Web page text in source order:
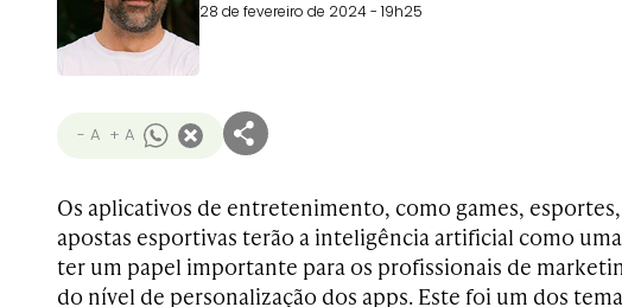
28 de fevereiro de 2024 - 19h25
- A + A
Os aplicativos de entretenimento, como games,
apostas esportivas terão a inteligência artificial como uma
ter um papel importante para os profissionais de
do nível de personalização dos apps. Este foi um dos